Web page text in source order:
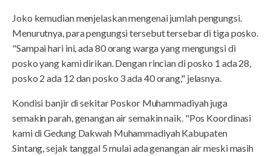
Joko kemudian menjelaskan mengenai jumlah pengungsi.
Menurutnya, para pengungsi tersebut tersebar di tiga posko.
"Sampai hari ini, ada 80 orang warga yang mengungsi di
posko yang kami dirikan. Dengan rincian di posko 1 ada 28,
posko 2 ada 12 dan posko 3 ada 40 orang," jelasnya.
Kondisi banjir di sekitar Poskor Muhammadiyah juga
semakin parah, genangan air semakin naik. "Pos Koordinasi
kami di Gedung Dakwah Muhammadiyah Kabupaten
Sintang, sejak tanggal 5 mulai ada genangan air meski masih